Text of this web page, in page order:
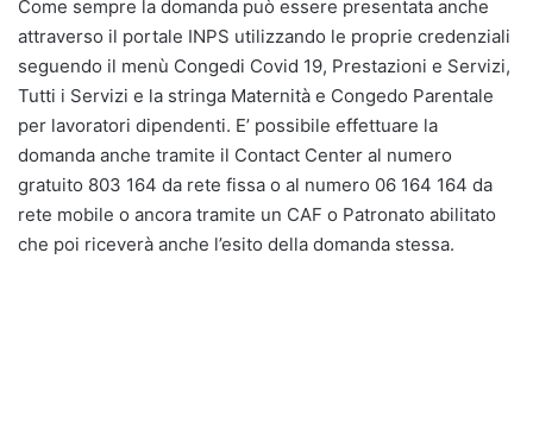
Come sempre la domanda può essere presentata anche
attraverso il portale INPS utilizzando le proprie credenziali
seguendo il menù Congedi Covid 19, Prestazioni e Servizi,
Tutti i Servizi e la stringa Maternità e Congedo Parentale
per lavoratori dipendenti. E’ possibile effettuare la
domanda anche tramite il Contact Center al numero
gratuito 803 164 da rete fissa o al numero 06 164 164 da
rete mobile o ancora tramite un CAF o Patronato abilitato
che poi riceverà anche l’esito della domanda stessa.